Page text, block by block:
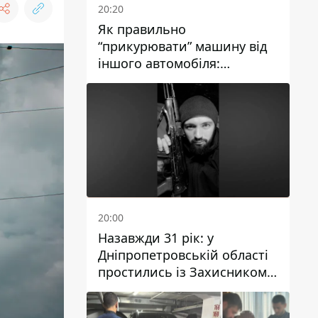
20:20
Як правильно
“прикурювати” машину від
іншого автомобіля:
інструкція для водіїв
20:00
Назавжди 31 рік: у
Дніпропетровській області
простились із Захисником
Олександром Рєпіним